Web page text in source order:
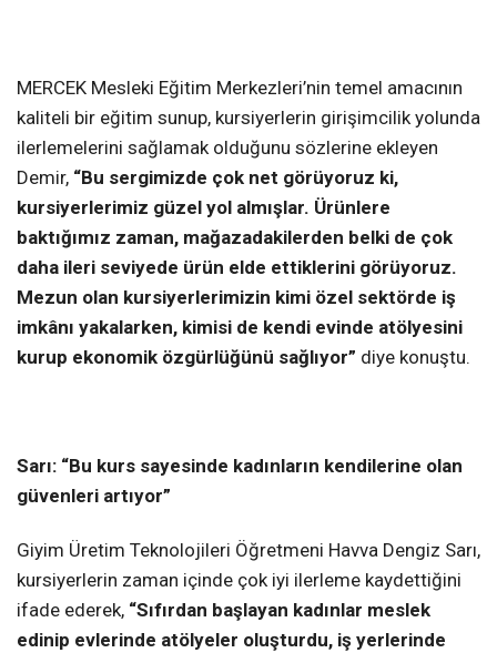
MERCEK Mesleki Eğitim Merkezleri’nin temel amacının
kaliteli bir eğitim sunup, kursiyerlerin girişimcilik yolunda
ilerlemelerini sağlamak olduğunu sözlerine ekleyen
Demir, “Bu sergimizde çok net görüyoruz ki,
kursiyerlerimiz güzel yol almışlar. Ürünlere
baktığımız zaman, mağazadakilerden belki de çok
daha ileri seviyede ürün elde ettiklerini görüyoruz.
Mezun olan kursiyerlerimizin kimi özel sektörde iş
imkânı yakalarken, kimisi de kendi evinde atölyesini
kurup ekonomik özgürlüğünü sağlıyor” diye konuştu.
Sarı: “Bu kurs sayesinde kadınların kendilerine olan
güvenleri artıyor”
Giyim Üretim Teknolojileri Öğretmeni Havva Dengiz Sarı,
kursiyerlerin zaman içinde çok iyi ilerleme kaydettiğini
ifade ederek, “Sıfırdan başlayan kadınlar meslek
edinip evlerinde atölyeler oluşturdu, iş yerlerinde